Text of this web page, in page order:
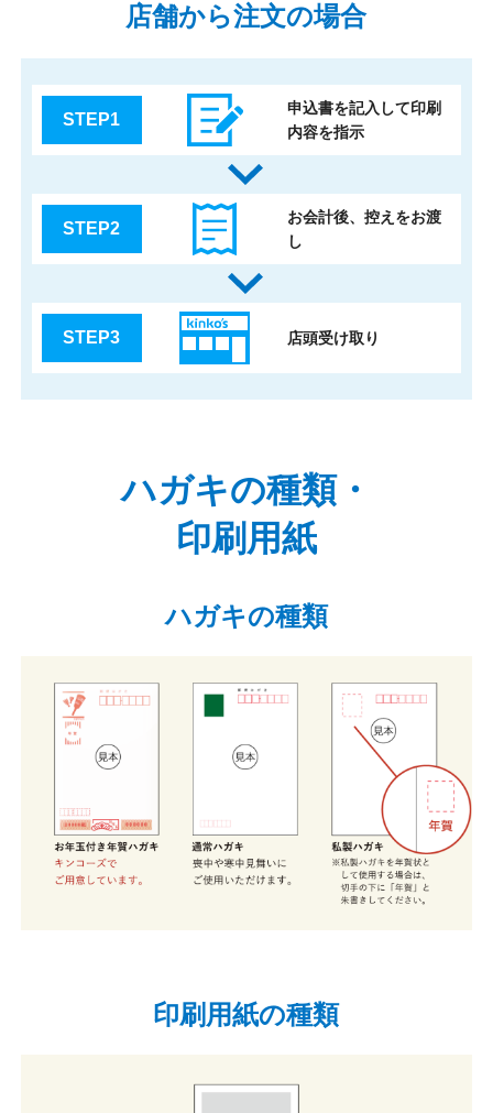
店舗から注文の場合
STEP1
申込書を記入して印刷
内容を指示
STEP2
お会計後、控えをお渡
し
STEP3 店頭受け取り
ハガキの種類・
印刷用紙
ハガキの種類
印刷用紙の種類